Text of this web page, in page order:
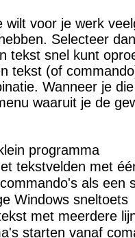
wilt voor je werk
Selecteer
tekst snel kunt
tekst (of
Wanneer je
waaruit je de
programma
tekstvelden met
als een
Windows sneltoets
met meerdere
starten vanaf